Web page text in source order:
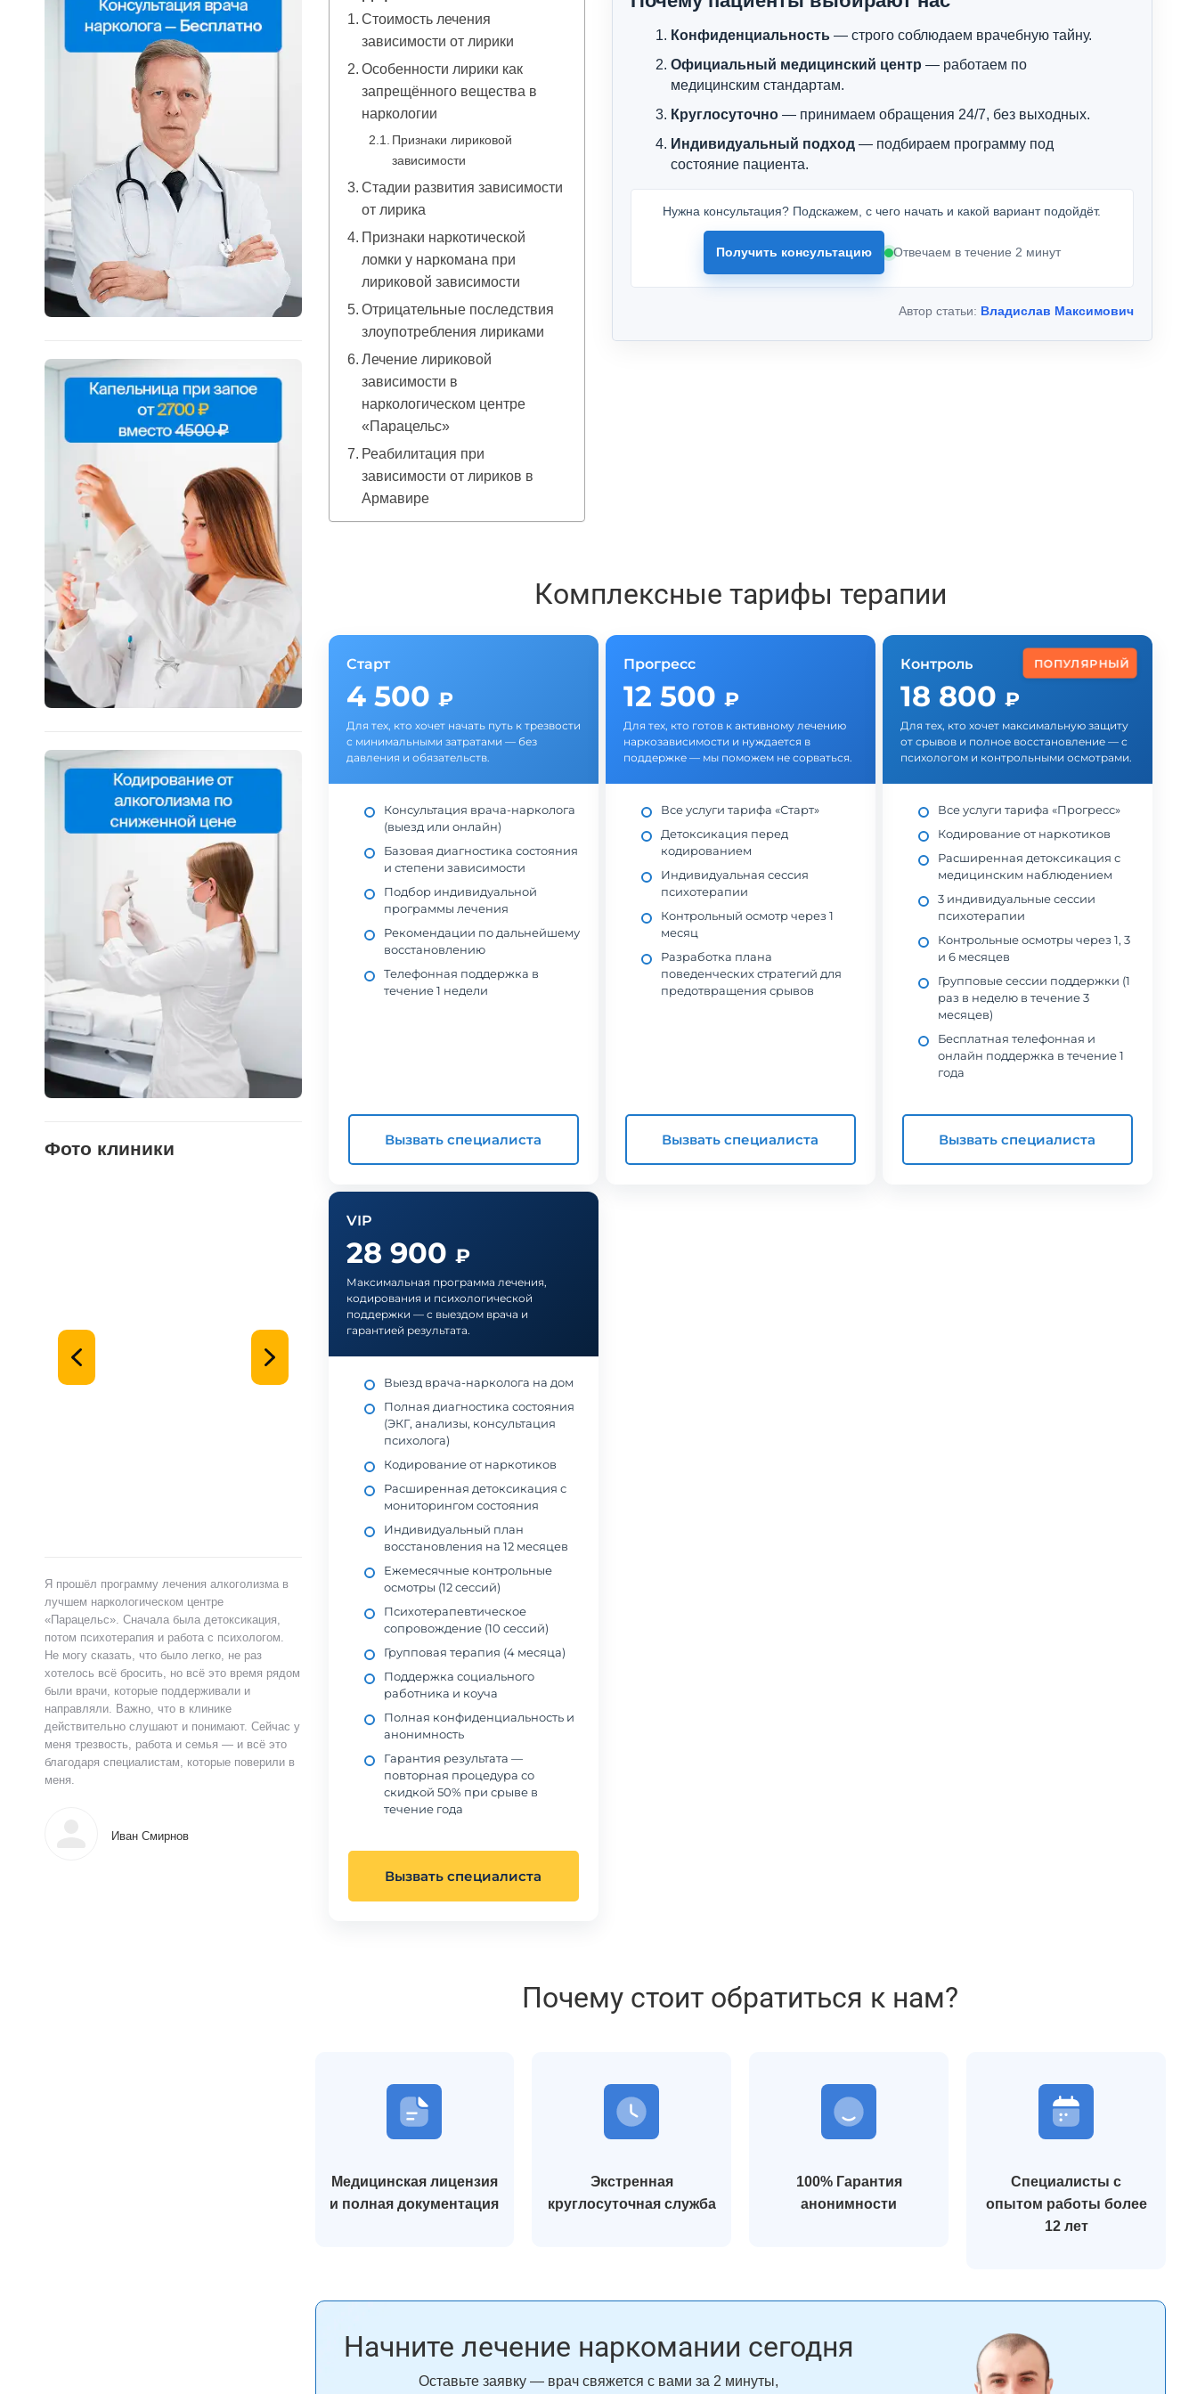
Фото клиники
Я прошёл программу лечения алкоголизма в
лучшем наркологическом центре
«Парацельс». Сначала была детоксикация,
потом психотерапия и работа с психологом.
Не могу сказать, что было легко, не раз
хотелось всё бросить, но всё это время рядом
были врачи, которые поддерживали и
направляли. Важно, что в клинике
действительно слушают и понимают. Сейчас у
меня трезвость, работа и семья — и всё это
благодаря специалистам, которые поверили в
меня.
Иван Смирнов
Стоимость лечения
зависимости от лирики
Особенности лирики как
запрещённого вещества в
наркологии
Признаки лириковой
зависимости
Стадии развития зависимости
от лирика
Признаки наркотической
ломки у наркомана при
лириковой зависимости
Отрицательные последствия
злоупотребления лириками
Лечение лириковой
зависимости в
наркологическом центре
«Парацельс»
Реабилитация при
зависимости от лириков в
Армавире
Конфиденциальность— строго соблюдаем врачебную тайну.
Официальный медицинский центр — работаем по
медицинским стандартам.
Круглосуточно— принимаем обращения 24/7, без выходных.
Индивидуальный подход— подбираем программу под
состояние пациента.
Нужна консультация? Подскажем, с чего начать и какой вариант подойдёт.
Получить консультацию Отвечаем в течение 2 минут
Автор статьи: Владислав Максимович
Комплексные тарифы терапии
Старт
4 500 ₽
Для тех, кто хочет начать путь к трезвости
с минимальными затратами — без
давления и обязательств.
Консультация врача-нарколога
(выезд или онлайн)
Базовая диагностика состояния
и степени зависимости
Подбор индивидуальной
программы лечения
Рекомендации по дальнейшему
восстановлению
Телефонная поддержка в
течение 1 недели
Вызвать специалиста
Прогресс
12 500 ₽
Для тех, кто готов к активному лечению
наркозависимости и нуждается в
поддержке — мы поможем не сорваться.
Все услуги тарифа «Старт»
Детоксикация перед
кодированием
Индивидуальная сессия
психотерапии
Контрольный осмотр через 1
месяц
Разработка плана
поведенческих стратегий для
предотвращения срывов
Вызвать специалиста
ПОПУЛЯРНЫЙ
Контроль
18 800 ₽
Для тех, кто хочет максимальную защиту
от срывов и полное восстановление — с
психологом и контрольными осмотрами.
Все услуги тарифа «Прогресс»
Кодирование от наркотиков
Расширенная детоксикация с
медицинским наблюдением
3 индивидуальные сессии
психотерапии
Контрольные осмотры через 1, 3
и 6 месяцев
Групповые сессии поддержки (1
раз в неделю в течение 3
месяцев)
Бесплатная телефонная и
онлайн поддержка в течение 1
года
Вызвать специалиста
VIP
28 900 ₽
Максимальная программа лечения,
кодирования и психологической
поддержки — с выездом врача и
гарантией результата.
Выезд врача-нарколога на дом
Полная диагностика состояния
(ЭКГ, анализы, консультация
психолога)
Кодирование от наркотиков
Расширенная детоксикация с
мониторингом состояния
Индивидуальный план
восстановления на 12 месяцев
Ежемесячные контрольные
осмотры (12 сессий)
Психотерапевтическое
сопровождение (10 сессий)
Групповая терапия (4 месяца)
Поддержка социального
работника и коуча
Полная конфиденциальность и
анонимность
Гарантия результата —
повторная процедура со
скидкой 50% при срыве в
течение года
Вызвать специалиста
Почему стоит обратиться к нам?
Медицинская лицензия
и полная документация
Экстренная
круглосуточная служба
100% Гарантия
анонимности
Специалисты с
опытом работы более
12 лет
Начните лечение наркомании сегодня
Оставьте заявку — врач свяжется с вами за 2 минуты,